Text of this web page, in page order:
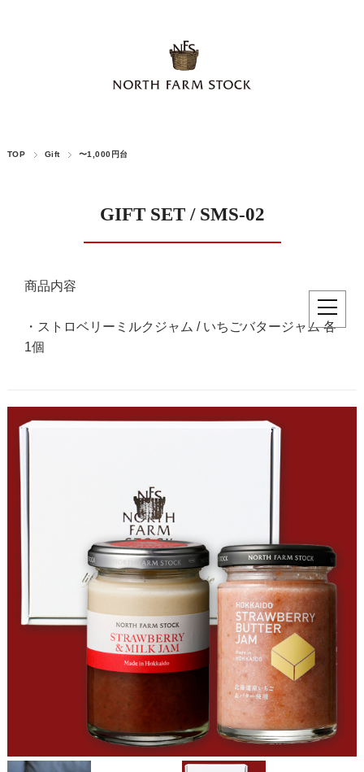
TOP Gift 〜1,000円台
GIFT SET / SMS-02
商品内容
・ストロベリーミルクジャム / いちごバタージャム 各
1個